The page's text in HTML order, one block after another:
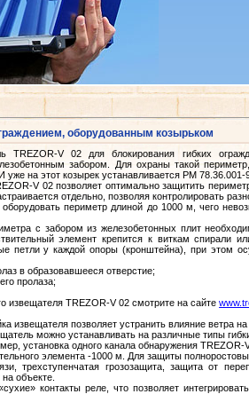
оборудованным козырьком
TREZOR-V 02 для блокирования гибких
забором. Для охраны такой периметр
на этот козырек устанавливается РМ 78.36.001-
V 02 позволяет оптимально защитить
отдельно, позволяя контролировать
периметр длиной до 1000 м, чего
с забором из железобетонных плит
элемент крепится к виткам спирали
петли у каждой опоры (кронштейна), при этом
в образовавшееся отверстие;
пролаза;
извещателя TREZOR-V 02 смотрите на сайте
извещателя позволяет устранить влияние ветра
можно устанавливать на различные типы
установка одного канала обнаружения TREZOR-
элемента -1000 м. Для защиты
трехступенчатая грозозащита, защита от
объекте.
контакты реле, что позволяет